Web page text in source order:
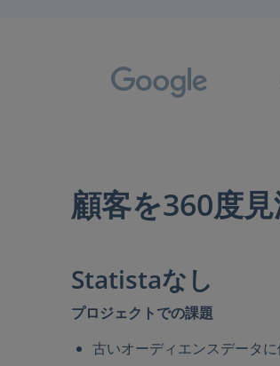
顧客を360度
Statistaなし
プロジェクトでの課題
古いオーディエンスデータ